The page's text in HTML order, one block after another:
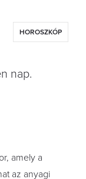
HOROSZKÓP
nap.
amely a
az anyagi